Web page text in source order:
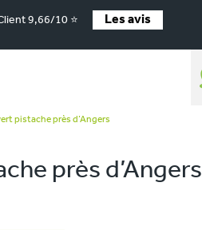
9,66/10 ⭐ Les avis
pistache près d’Angers
près d’Angers